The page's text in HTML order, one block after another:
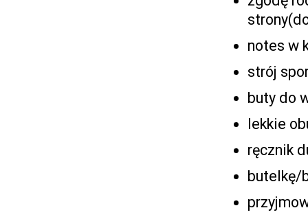
notes w
strój
buty do
lekkie
ręcznik
butelkę/